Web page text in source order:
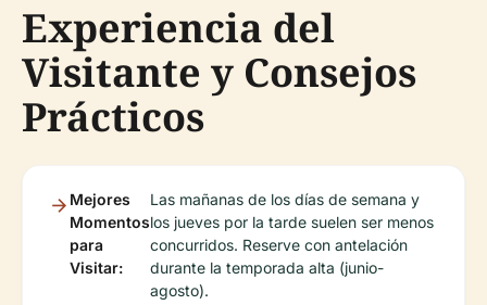
Experiencia del
Visitante y Consejos
Prácticos
Mejores
Momentos
para
Visitar:
Las mañanas de los días de semana y
los jueves por la tarde suelen ser menos
concurridos. Reserve con antelación
durante la temporada alta (junio-
agosto).